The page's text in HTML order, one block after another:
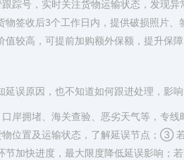
踪号，实时关注货物运输状态，发现
签收后3个工作日内，提供破损照片、
较高，可提前加购额外保额，提升保障
误原因，也不知道如何跟进处理，影响
岸拥堵、海关查验、恶劣天气等，专线
位置及运输状态，了解延误节点；③
加快进度，最大限度降低延误影响；